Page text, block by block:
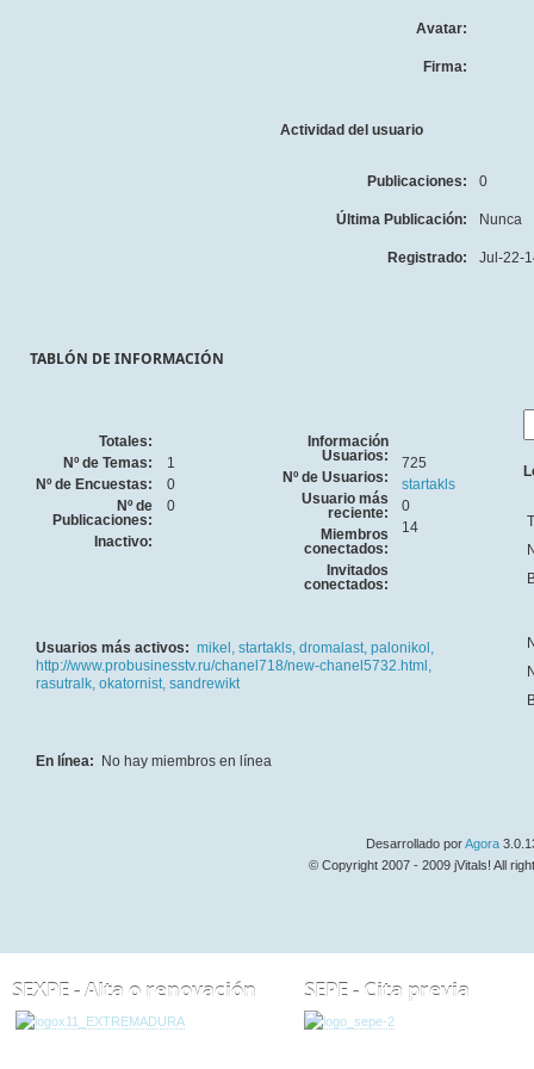
Avatar:
Firma:
Actividad del usuario
Publicaciones: 0
Última Publicación: Nunca
Registrado: Jul-22-
TABLÓN DE INFORMACIÓN
Totales:
Nº de Temas:
1
Nº de Encuestas:
0
Nº de
Publicaciones:
0
Inactivo:
Información
Usuarios:
Nº de Usuarios:
725
Usuario más
reciente:
startakls
Miembros
conectados:
0
Invitados
conectados:
14
Usuarios más activos: mikel, startakls, dromalast, palonikol,
http://www.probusinesstv.ru/chanel718/new-chanel5732.html,
rasutralk, okatornist, sandrewikt
En línea: No hay miembros en línea
Desarrollado porAgora
© Copyright 2007 - 2009 jVitals! All
SEXPE - Alta o renovación SEPE - Cita previa